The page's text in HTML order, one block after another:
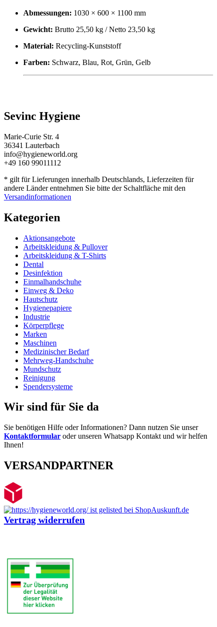
Abmessungen: 1030 × 600 × 1100 mm
Gewicht: Brutto 25,50 kg / Netto 23,50 kg
Material: Recycling-Kunststoff
Farben: Schwarz, Blau, Rot, Grün, Gelb
Sevinc Hygiene
Marie-Curie Str. 4
36341 Lauterbach
info@hygieneworld.org
+49 160 99011112
* gilt für Lieferungen innerhalb Deutschlands, Lieferzeiten für
andere Länder entnehmen Sie bitte der Schaltfläche mit den
Versandinformationen
Kategorien
Aktionsangebote
Arbeitskleidung & Pullover
Arbeitskleidung & T-Shirts
Dental
Desinfektion
Einmalhandschuhe
Einweg & Deko
Hautschutz
Hygienepapiere
Industrie
Körperpflege
Marken
Maschinen
Medizinischer Bedarf
Mehrweg-Handschuhe
Mundschutz
Reinigung
Spendersysteme
Wir sind für Sie da
Sie benötigen Hilfe oder Informationen? Dann nutzen Sie unser
Kontaktformular oder unseren Whatsapp Kontakt und wir helfen
Ihnen!
VERSANDPARTNER
Vertrag widerrufen